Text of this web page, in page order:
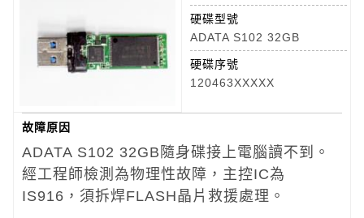
硬碟型號
ADATA S102 32GB
硬碟序號
120463XXXXX
故障原因
ADATA S102 32GB隨身碟接上電腦讀不到。
經工程師檢測為物理性故障，主控IC為
IS916，須拆焊FLASH晶片救援處理。